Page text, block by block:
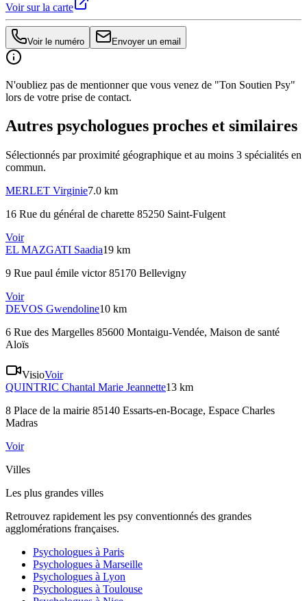
Voir sur la carte
Voir le numéro Envoyer un email
N'oubliez pas de mentionner que vous venez de "Ton Soutien Psy"
lors de votre prise de contact.
Autres psychologues proches et similaires
Sélectionnés par proximité géographique et au moins 3 spécialités en
commun.
MERLET Virginie7.0 km
16 Rue du général de charette 85250 Saint-Fulgent
Voir
EL MAZGATI Saadia19 km
9 Rue paul émile victor 85170 Bellevigny
Voir
DEVOS Gwendoline10 km
6 Rue des Margelles 85600 Montaigu-Vendée, Maison de santé
Aloïs
VisioVoir
QUINTRIC Chantal Marie Jeannette13 km
8 Place de la mairie 85140 Essarts-en-Bocage, Espace Charles
Madras
Voir
Villes
Les plus grandes villes
Retrouvez rapidement les psy conventionnés des grandes
agglomérations françaises.
Psychologues à Paris
Psychologues à Marseille
Psychologues à Lyon
Psychologues à Toulouse